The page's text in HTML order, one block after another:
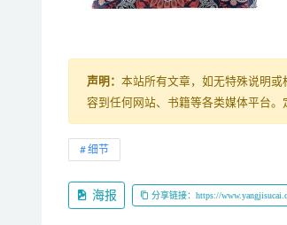
声明： 本站所有文章，如无特殊说明
容到任何网站、书籍等各类媒体平台
细节
海报 分享链接：https://